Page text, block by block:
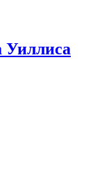
Уиллиса